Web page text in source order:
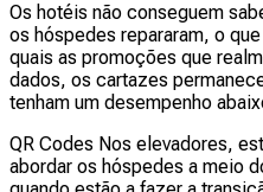
Os hotéis não conseguem
os hóspedes repararam, o
quais as promoções que
dados, os cartazes
tenham um desempenho
QR Codes Nos elevadores,
abordar os hóspedes a meio